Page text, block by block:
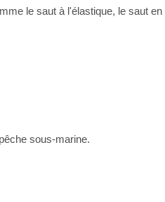
le saut à l'élastique, le saut en
sous-marine.